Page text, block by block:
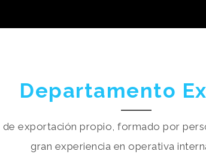
Departamento
exportación propio, formado por
gran experiencia en operativa